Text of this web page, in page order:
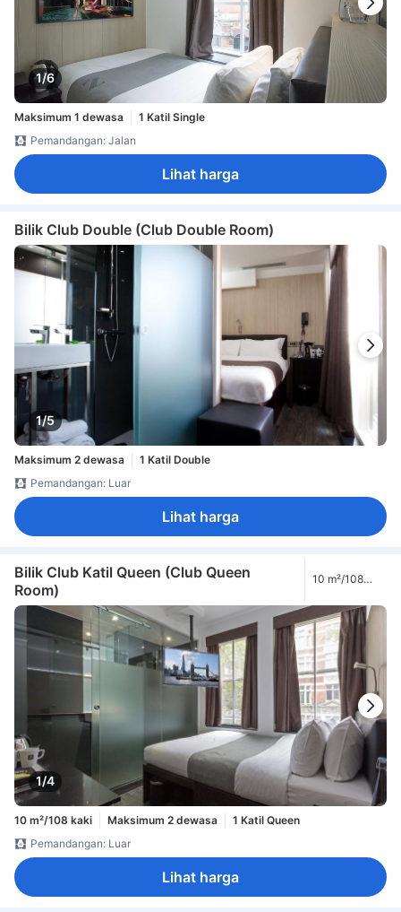
1/6
Maksimum 1 dewasa
1 Katil Single
Pemandangan: Jalan
Lihat harga
Bilik Club Double (Club Double Room)
1/5
Maksimum 2 dewasa
1 Katil Double
Pemandangan: Luar
Lihat harga
Bilik Club Katil Queen (Club Queen
Room)
10 m²/108
1/4
10 m²/108 kaki Maksimum 2 dewasa
1 Katil Queen
Pemandangan: Luar
Lihat harga